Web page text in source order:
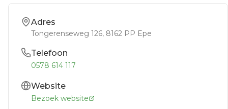
Adres
Tongerenseweg 126, 8162 PP Epe
Telefoon
0578 614 117
Website
Bezoek website